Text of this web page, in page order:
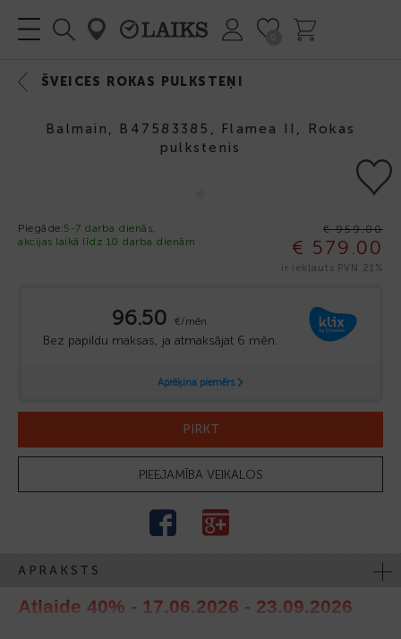
ŠVEICES ROKAS PULKSTEŅI
Balmain, B47583385, Flamea II, Rokas
pulkstenis
Piegāde:5-7 darba dienās,
akcijas laikā līdz 10 darba dienām
€ 959.00
€ 579.00
ir iekļauts PVN 21%
PIRKT
PIEEJAMĪBA VEIKALOS
APRAKSTS
Atlaide 40% - 17.06.2026 - 23.09.2026